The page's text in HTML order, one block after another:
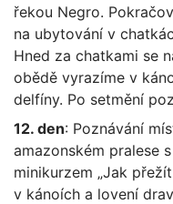
řekou Negro.
na ubytování v
Hned za chatkami se
obědě vyrazíme v
delfíny. Po setmění
12. den: Poznávání
amazonském pralese
minikurzem „Jak
v kánoích a lovení